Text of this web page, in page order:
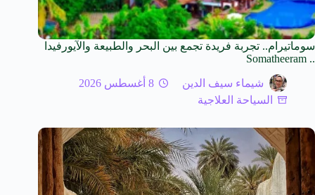
سوماتيرام.. تجربة فريدة تجمع بين البحر والطبيعة والآيورفيدا
.. Somatheeram
شيماء سيف الدين
8 أغسطس 2026
السياحة العلاجية